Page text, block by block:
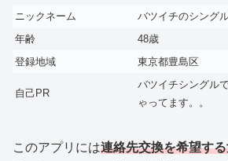
ニックネーム
バツイチのシング
年齢
48歳
登録地域
東京都豊島区
自己PR
バツイチシングル
ゃってます。。
このアプリには連絡先交換を希望す